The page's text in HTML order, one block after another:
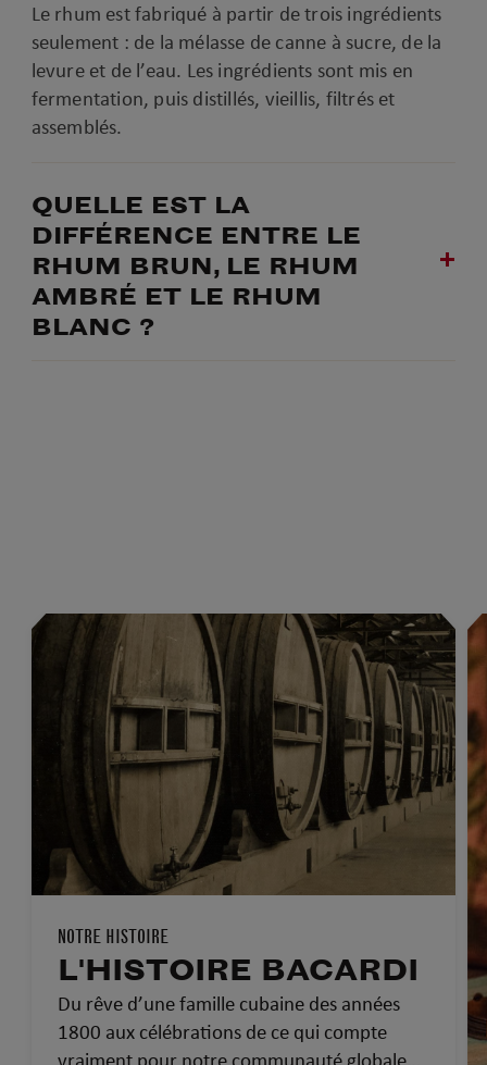
Le rhum est fabriqué à partir de trois ingrédients
seulement : de la mélasse de canne à sucre, de la
levure et de l’eau. Les ingrédients sont mis en
fermentation, puis distillés, vieillis, filtrés et
assemblés.
QUELLE EST LA
DIFFÉRENCE ENTRE LE
RHUM BRUN, LE RHUM
AMBRÉ ET LE RHUM
BLANC ?
NOTRE HISTOIRE
L'HISTOIRE BACARDI
Du rêve d’une famille cubaine des années
1800 aux célébrations de ce qui compte